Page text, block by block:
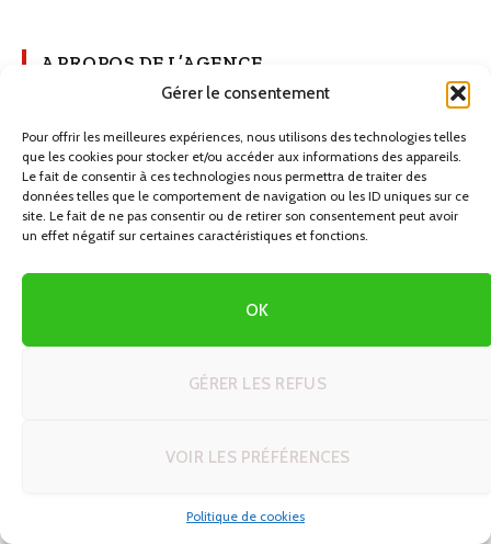
Gérer le consentement
Pour offrir les meilleures expériences, nous utilisons des technologies telles
que les cookies pour stocker et/ou accéder aux informations des appareils.
Le fait de consentir à ces technologies nous permettra de traiter des
données telles que le comportement de navigation ou les ID uniques sur ce
site. Le fait de ne pas consentir ou de retirer son consentement peut avoir
un effet négatif sur certaines caractéristiques et fonctions.
OK
GÉRER LES REFUS
VOIR LES PRÉFÉRENCES
Politique de cookies
A PROPOS DE L’AGENCE
voyages exceptionnels sur les routes du monde. Rejoignez notre
communauté de voyageurs et laissez-vous inspirer pour votre
prochain circuit en autotour.
NOUS CONTACTER